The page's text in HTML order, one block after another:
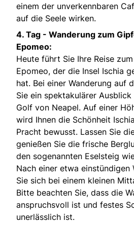
einem der unverkennbaren
auf die Seele wirken.
4. Tag - Wanderung zum
Epomeo:
Heute führt Sie Ihre Reise
Epomeo, der die Insel Ischia
hat. Bei einer Wanderung auf
Sie ein spektakulärer
Golf von Neapel. Auf einer
wird Ihnen die Schönheit
Pracht bewusst. Lassen Sie
genießen Sie die frische
den sogenannten Eselsteig
Nach einer etwa einstündigen
Sie sich bei einem kleinen
Bitte beachten Sie, dass die
anspruchsvoll ist und festes
unerlässlich ist.